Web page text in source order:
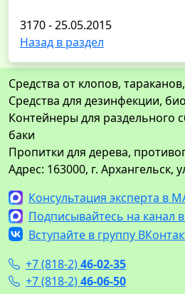
3170 - 25.05.2015
Назад в раздел
Средства от клопов,
Средства для дезинфекции,
Контейнеры для раздельного
баки
Пропитки для дерева,
Адрес: 163000, г. Архангельск,
Консультация эксперта в
Подписывайтесь на канал
Вступайте в группу
+7 (818-2)46-02-35
+7 (818-2)46-06-50